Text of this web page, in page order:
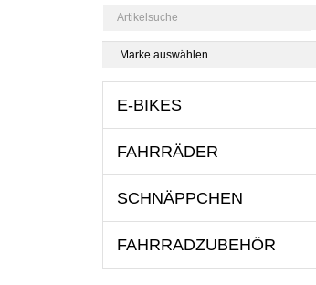
E-BIKES
FAHRRÄDER
SCHNÄPPCHEN
FAHRRADZUBEHÖR